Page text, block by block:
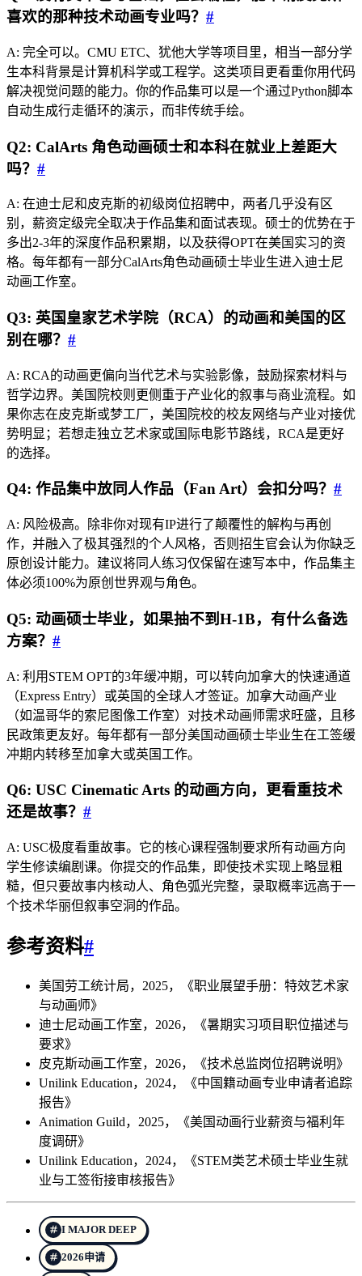
喜欢的那种技术动画专业吗？ #
A: 完全可以。CMU ETC、犹他大学等项目里，相当一部分学
生本科背景是计算机科学或工程学。这类项目更看重你用代码
解决视觉问题的能力。你的作品集可以是一个通过Python脚本
自动生成行走循环的演示，而非传统手绘。
Q2: CalArts 角色动画硕士和本科在就业上差距大
吗？ #
A: 在迪士尼和皮克斯的初级岗位招聘中，两者几乎没有区
别，薪资定级完全取决于作品集和面试表现。硕士的优势在于
多出2-3年的深度作品积累期，以及获得OPT在美国实习的资
格。每年都有一部分CalArts角色动画硕士毕业生进入迪士尼
动画工作室。
Q3: 英国皇家艺术学院（RCA）的动画和美国的区
别在哪？ #
A: RCA的动画更偏向当代艺术与实验影像，鼓励探索材料与
哲学边界。美国院校则更侧重于产业化的叙事与商业流程。如
果你志在皮克斯或梦工厂，美国院校的校友网络与产业对接优
势明显；若想走独立艺术家或国际电影节路线，RCA是更好
的选择。
Q4: 作品集中放同人作品（Fan Art）会扣分吗？ #
A: 风险极高。除非你对现有IP进行了颠覆性的解构与再创
作，并融入了极其强烈的个人风格，否则招生官会认为你缺乏
原创设计能力。建议将同人练习仅保留在速写本中，作品集主
体必须100%为原创世界观与角色。
Q5: 动画硕士毕业，如果抽不到H-1B，有什么备选
方案？ #
A: 利用STEM OPT的3年缓冲期，可以转向加拿大的快速通道
（Express Entry）或英国的全球人才签证。加拿大动画产业
（如温哥华的索尼图像工作室）对技术动画师需求旺盛，且移
民政策更友好。每年都有一部分美国动画硕士毕业生在工签缓
冲期内转移至加拿大或英国工作。
Q6: USC Cinematic Arts 的动画方向，更看重技术
还是故事？ #
A: USC极度看重故事。它的核心课程强制要求所有动画方向
学生修读编剧课。你提交的作品集，即使技术实现上略显粗
糙，但只要故事内核动人、角色弧光完整，录取概率远高于一
个技术华丽但叙事空洞的作品。
参考资料#
美国劳工统计局，2025，《职业展望手册：特效艺术家
与动画师》
迪士尼动画工作室，2026，《暑期实习项目职位描述与
要求》
皮克斯动画工作室，2026，《技术总监岗位招聘说明》
Unilink Education，2024，《中国籍动画专业申请者追踪
报告》
Animation Guild，2025，《美国动画行业薪资与福利年
度调研》
Unilink Education，2024，《STEM类艺术硕士毕业生就
业与工签衔接审核报告》
I MAJOR DEEP
2026申请